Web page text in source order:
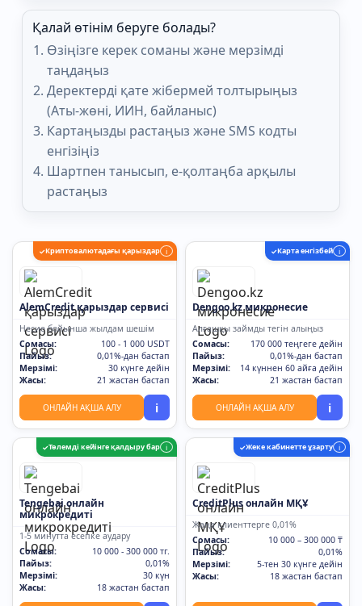
Қалай өтінім беруге болады?
Өзіңізге керек соманы және мерзімді
таңдаңыз
Деректерді қате жібермей толтырыңыз
(Аты-жөні, ИИН, байланыс)
Картаңызды растаңыз және SMS кодты
енгізіңіз
Шартпен танысып, e-қолтаңба арқылы
растаңыз
✓Криптовалютадағы қарыздар i
AlemCredit қарыздар сервисі
Несие бойынша жылдам шешім
Сомасы:
100 - 1 000 USDT
Пайыз:
0,01%-дан бастап
Мерзімі:
30 күнге дейін
Жасы:
21 жастан бастап
ОНЛАЙН АҚША АЛУ i
✓Карта енгізбей i
Dengoo.kz микронесие
Алғашқы займды тегін алыңыз
Сомасы:
170 000 теңгеге дейін
Пайыз:
0,01%-дан бастап
Мерзімі:
14 күннен 60 айға дейін
Жасы:
21 жастан бастап
ОНЛАЙН АҚША АЛУ i
✓Төлемді кейінге қалдыру бар i
Tengebai онлайн
микрокредиті
1-5 минутта есепке аудару
Сомасы:
10 000 - 300 000 тг.
Пайыз:
0,01%
Мерзімі:
30 күн
Жасы:
18 жастан бастап
✓Жеке кабинетте ұзарту i
CreditPlus онлайн МҚҰ
Жаңа клиенттерге 0,01%
Сомасы:
10 000 – 300 000 ₸
Пайыз:
0,01%
Мерзімі:
5-тен 30 күнге дейін
Жасы:
18 жастан бастап